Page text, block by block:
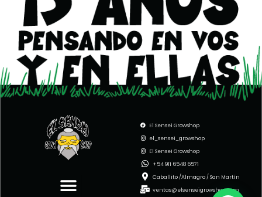
El Sensei Growshop
el_sensei_growshop
El Sensei Growshop
+54 911 6548 6571
Caballito /Almagro / San Martín
ventas@elsenseigrowshop.com